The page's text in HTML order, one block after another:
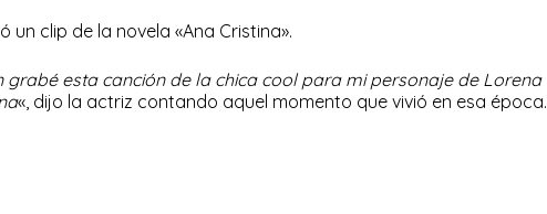
un clip de la novela «Ana Cristina».
grabé esta canción de la chica cool para mi personaje de Lorena
«, dijo la actriz contando aquel momento que vivió en esa época.